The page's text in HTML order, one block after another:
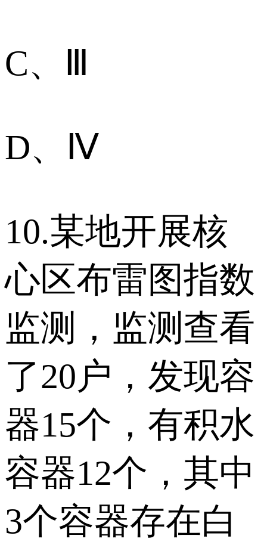
C、Ⅲ
D、Ⅳ
10.某地开展核
心区布雷图指数
监测，监测查看
了20户，发现容
器15个，有积水
容器12个，其中
3个容器存在白